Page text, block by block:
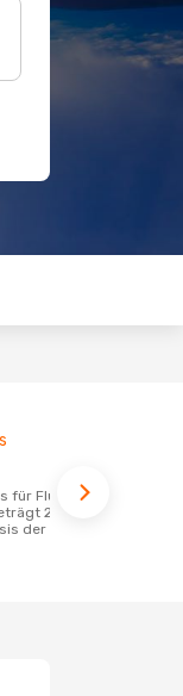
238 €.
der letzten